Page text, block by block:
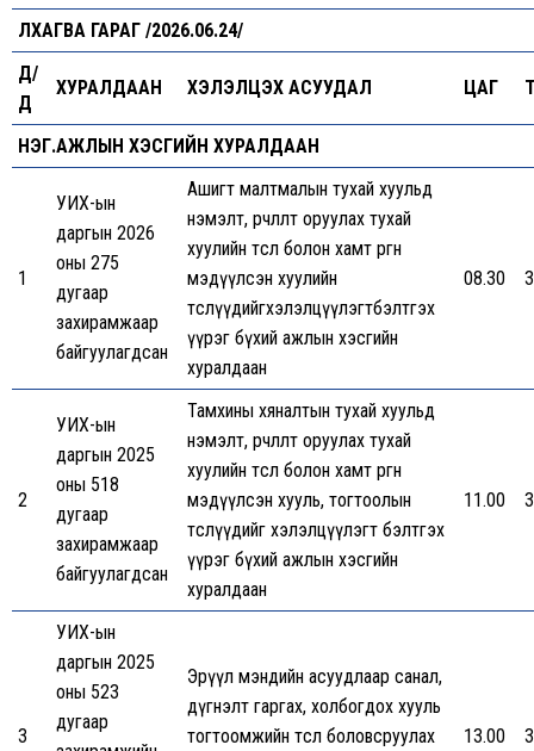
ЛХАГВА ГАРАГ /2026.06.24/
Д/
Д
ХУРАЛДААН ХЭЛЭЛЦЭХ АСУУДАЛ ЦАГ
НЭГ.АЖЛЫН ХЭСГИЙН ХУРАЛДААН
1
УИХ-ын
даргын 2026
оны 275
дугаар
захирамжаар
байгуулагдсан
Ашигт малтмалын тухай хуульд
нэмэлт, өөрчлөлт оруулах тухай
хуулийн төсөл болон хамт өргөн
мэдүүлсэн хуулийн
төслүүдийгхэлэлцүүлэгтбэлтгэх
үүрэг бүхий ажлын хэсгийн
хуралдаан
08.30
2
УИХ-ын
даргын 2025
оны 518
дугаар
захирамжаар
байгуулагдсан
Тамхины хяналтын тухай хуульд
нэмэлт, өөрчлөлт оруулах тухай
хуулийн төсөл болон хамт өргөн
мэдүүлсэн хууль, тогтоолын
төслүүдийг хэлэлцүүлэгт бэлтгэх
үүрэг бүхий ажлын хэсгийн
хуралдаан
11.00
3
УИХ-ын
даргын 2025
оны 523
дугаар
Эрүүл мэндийн асуудлаар санал,
дүгнэлт гаргах, холбогдох хууль
тогтоомжийн төсөл боловсруулах
13.00